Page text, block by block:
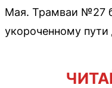
Мая. Трамваи №27
укороченному